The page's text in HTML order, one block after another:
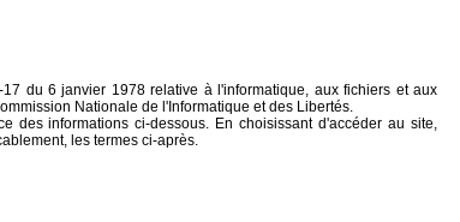
du 6 janvier 1978 relative à l'informatique, aux fichiers et aux
Nationale de l'Informatique et des Libertés.
des informations ci-dessous. En choisissant d'accéder au site,
les termes ci-après.